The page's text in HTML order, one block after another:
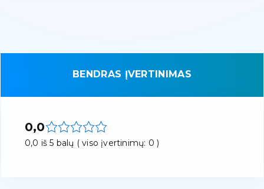
BENDRAS ĮVERTINIMAS
0,0
0,0 iš 5 balų ( viso įvertinimų: 0 )